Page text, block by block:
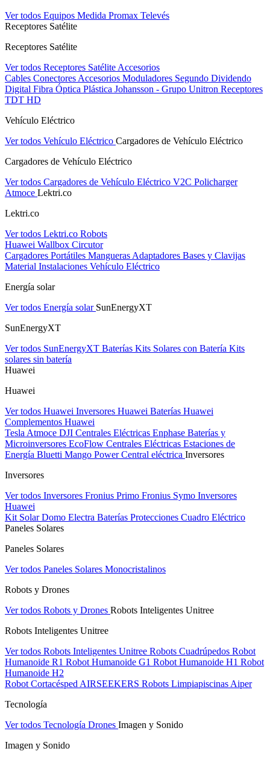
Ver todos Equipos Medida Promax Televés
Receptores Satélite
Receptores Satélite
Ver todos Receptores Satélite Accesorios
Cables Conectores Accesorios Moduladores Segundo Dividendo
Digital Fibra Óptica Plástica Johansson - Grupo Unitron Receptores
TDT HD
Vehículo Eléctrico
Ver todos Vehículo Eléctrico Cargadores de Vehículo Eléctrico
Cargadores de Vehículo Eléctrico
Ver todos Cargadores de Vehículo Eléctrico V2C Policharger
Atmoce Lektri.co
Lektri.co
Ver todos Lektri.co Robots
Huawei Wallbox Circutor
Cargadores Portátiles Mangueras Adaptadores Bases y Clavijas
Material Instalaciones Vehículo Eléctrico
Energía solar
Ver todos Energía solar SunEnergyXT
SunEnergyXT
Ver todos SunEnergyXT Baterías Kits Solares con Batería Kits
solares sin batería
Huawei
Huawei
Ver todos Huawei Inversores Huawei Baterías Huawei
Complementos Huawei
Tesla Atmoce DJI Centrales Eléctricas Enphase Baterías y
Microinversores EcoFlow Centrales Eléctricas Estaciones de
Energía Bluetti Mango Power Central eléctrica Inversores
Inversores
Ver todos Inversores Fronius Primo Fronius Symo Inversores
Huawei
Kit Solar Domo Electra Baterías Protecciones Cuadro Eléctrico
Paneles Solares
Paneles Solares
Ver todos Paneles Solares Monocristalinos
Robots y Drones
Ver todos Robots y Drones Robots Inteligentes Unitree
Robots Inteligentes Unitree
Ver todos Robots Inteligentes Unitree Robots Cuadrúpedos Robot
Humanoide R1 Robot Humanoide G1 Robot Humanoide H1 Robot
Humanoide H2
Robot Cortacésped AIRSEEKERS Robots Limpiapiscinas Aiper
Tecnología
Ver todos Tecnología Drones Imagen y Sonido
Imagen y Sonido